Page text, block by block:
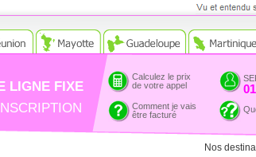
RMC
LIGNE FIXE
Calculez le prix
de votre appel
Comment je vais
être facturé
Nos